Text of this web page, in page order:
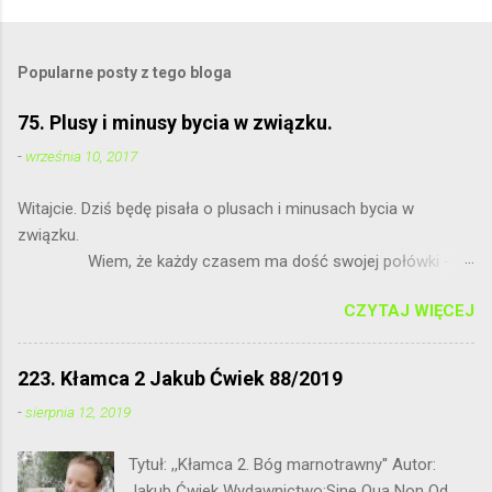
Popularne posty z tego bloga
75. Plusy i minusy bycia w związku.
- września 10, 2017
Witajcie. Dziś będę pisała o plusach i minusach bycia w
związku.
Wiem, że każdy czasem ma dość swojej połówki - to
Bratnia dusza powinna nas zawsze wspierać.
...
CZYTAJ WIĘCEJ
223. Kłamca 2 Jakub Ćwiek 88/2019
-sierpnia 12, 2019
Tytuł: ,,Kłamca 2. Bóg marnotrawny'' Autor: